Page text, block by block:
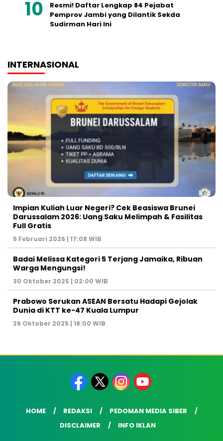
Resmi! Daftar Lengkap 84 Pejabat
Pemprov Jambi yang Dilantik Sekda
Sudirman Hari Ini
INTERNASIONAL
Impian Kuliah Luar Negeri? Cek Beasiswa Brunei
Darussalam 2026: Uang Saku Melimpah & Fasilitas
Full Gratis
5 Februari 2026 | 17:08 WIB
Badai Melissa Kategori 5 Terjang Jamaika, Ribuan
Warga Mengungsi!
30 Oktober 2025 | 02:00 WIB
Prabowo Serukan ASEAN Bersatu Hadapi Gejolak
Dunia di KTT ke-47 Kuala Lumpur
26 Oktober 2025 | 18:00 WIB
HOME REDAKSI
PEDOMAN MEDIA SIBER
DISCLAIMER
INFO IKLAN